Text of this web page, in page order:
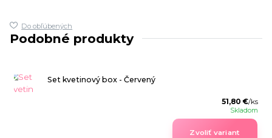
Do obľúbených
Podobné produkty
Set kvetinový box - Červený
51,80 €/ks
Skladom
Zvoliť variant